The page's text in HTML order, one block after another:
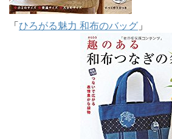
「 ひろがる魅力 和布のバッグ 」